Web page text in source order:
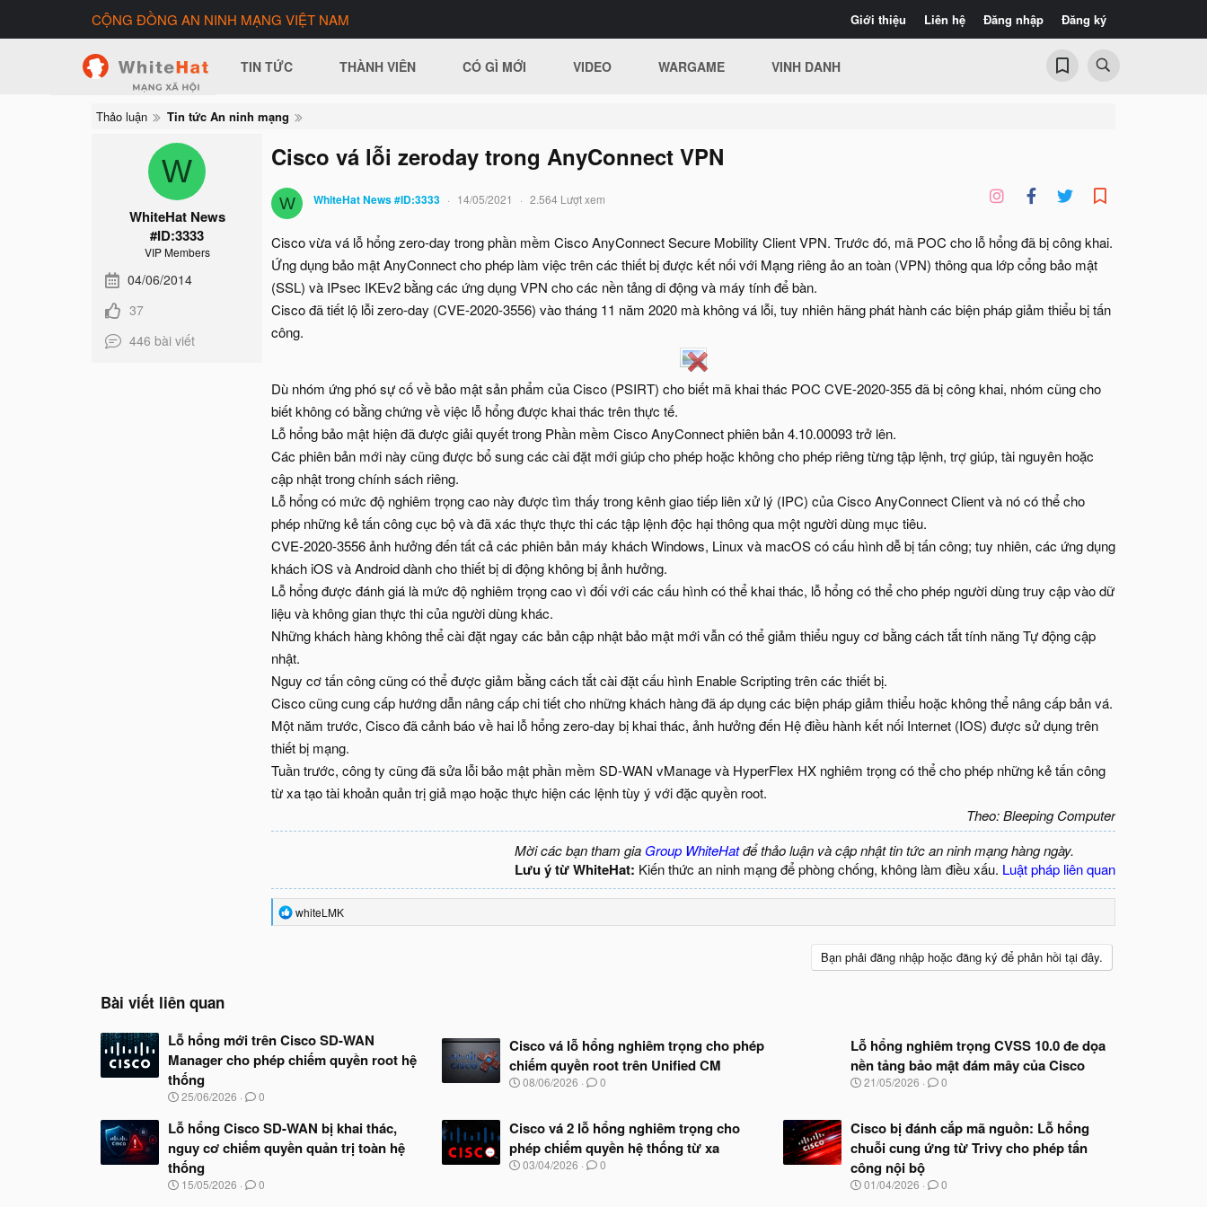
Giới thiệu Liên hệ Đăng nhập Đăng ký
CỘNG ĐỒNG AN NINH MẠNG VIỆT NAM
TIN TỨC THÀNH VIÊN CÓ GÌ MỚI VIDEO WARGAME VINH DANH
Thảo luận Tin tức An ninh mạng
W
WhiteHat News
#ID:3333
VIP Members
04/06/2014
37
446 bài viết
Cisco vá lỗi zeroday trong AnyConnect VPN
W WhiteHat News #ID:3333 14/05/2021 2.564 Lượt xem
Cisco vừa vá lỗ hổng zero-day trong phần mềm Cisco AnyConnect Secure Mobility Client VPN. Trước đó, mã POC cho lỗ hổng đã bị công khai.
Ứng dụng bảo mật AnyConnect cho phép làm việc trên các thiết bị được kết nối với Mạng riêng ảo an toàn (VPN) thông qua lớp cổng bảo mật
(SSL) và IPsec IKEv2 bằng các ứng dụng VPN cho các nền tảng di động và máy tính để bàn.
Cisco đã tiết lộ lỗi zero-day (CVE-2020-3556) vào tháng 11 năm 2020 mà không vá lỗi, tuy nhiên hãng phát hành các biện pháp giảm thiểu bị tấn
công.
Dù nhóm ứng phó sự cố về bảo mật sản phẩm của Cisco (PSIRT) cho biết mã khai thác POC CVE-2020-355 đã bị công khai, nhóm cũng cho
biết không có bằng chứng về việc lỗ hổng được khai thác trên thực tế.
Lỗ hổng bảo mật hiện đã được giải quyết trong Phần mềm Cisco AnyConnect phiên bản 4.10.00093 trở lên.
Các phiên bản mới này cũng được bổ sung các cài đặt mới giúp cho phép hoặc không cho phép riêng từng tập lệnh, trợ giúp, tài nguyên hoặc
cập nhật trong chính sách riêng.
Lỗ hổng có mức độ nghiêm trọng cao này được tìm thấy trong kênh giao tiếp liên xử lý (IPC) của Cisco AnyConnect Client và nó có thể cho
phép những kẻ tấn công cục bộ và đã xác thực thực thi các tập lệnh độc hại thông qua một người dùng mục tiêu.
CVE-2020-3556 ảnh hưởng đến tất cả các phiên bản máy khách Windows, Linux và macOS có cấu hình dễ bị tấn công; tuy nhiên, các ứng dụng
khách iOS và Android dành cho thiết bị di động không bị ảnh hưởng.
Lỗ hổng được đánh giá là mức độ nghiêm trọng cao vì đối với các cấu hình có thể khai thác, lỗ hổng có thể cho phép người dùng truy cập vào dữ
liệu và không gian thực thi của người dùng khác.
Những khách hàng không thể cài đặt ngay các bản cập nhật bảo mật mới vẫn có thể giảm thiểu nguy cơ bằng cách tắt tính năng Tự động cập
nhật.
Nguy cơ tấn công cũng có thể được giảm bằng cách tắt cài đặt cấu hình Enable Scripting trên các thiết bị.
Cisco cũng cung cấp hướng dẫn nâng cấp chi tiết cho những khách hàng đã áp dụng các biện pháp giảm thiểu hoặc không thể nâng cấp bản vá.
Một năm trước, Cisco đã cảnh báo về hai lỗ hổng zero-day bị khai thác, ảnh hưởng đến Hệ điều hành kết nối Internet (IOS) được sử dụng trên
thiết bị mạng.
Tuần trước, công ty cũng đã sửa lỗi bảo mật phần mềm SD-WAN vManage và HyperFlex HX nghiêm trọng có thể cho phép những kẻ tấn công
từ xa tạo tài khoản quản trị giả mạo hoặc thực hiện các lệnh tùy ý với đặc quyền root.
Theo: Bleeping Computer
Mời các bạn tham gia Group WhiteHatđể thảo luận và cập nhật tin tức an ninh mạng hàng ngày.
Lưu ý từ WhiteHat: Kiến thức an ninh mạng để phòng chống, không làm điều xấu. Luật pháp liên quan
R
e
:
whiteLMK
Bạn phải đăng nhập hoặc đăng ký để phản hồi tại đây.
Bài viết liên quan
Lỗ hổng mới trên Cisco SD-WAN
Manager cho phép chiếm quyền root hệ
thống
N
à
y
b
ắ
t
25/06/2026 0
Cisco vá lỗ hổng nghiêm trọng cho phép
chiếm quyền root trên Unified CM
N
y
b
ắ
t
08/06/2026 0
Lỗ hổng nghiêm trọng CVSS 10.0 đe dọa
nền tảng bảo mật đám mây của Cisco
N
y
b
ắ
t
đ
21/05/2026 0
Lỗ hổng Cisco SD-WAN bị khai thác,
nguy cơ chiếm quyền quản trị toàn hệ
thống
N
15/05/2026 0
Cisco vá 2 lỗ hổng nghiêm trọng cho
phép chiếm quyền hệ thống từ xa
N
03/04/2026 0
Cisco bị đánh cắp mã nguồn: Lỗ hổng
chuỗi cung ứng từ Trivy cho phép tấn
công nội bộ
N
01/04/2026 0